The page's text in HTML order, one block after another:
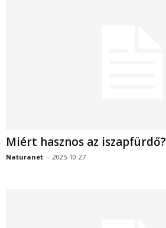
Miért hasznos az iszapfürdő?
Naturanet - 2025-10-27